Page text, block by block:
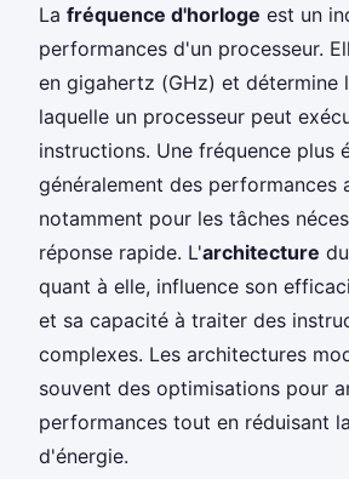
La fréquence d'horloge est un
performances d'un processeur.
en gigahertz (GHz) et détermine
laquelle un processeur peut
instructions. Une fréquence plus
généralement des performances
notamment pour les tâches
réponse rapide. L'architecture
quant à elle, influence son
et sa capacité à traiter des
complexes. Les architectures
souvent des optimisations pour
performances tout en réduisant
d'énergie.